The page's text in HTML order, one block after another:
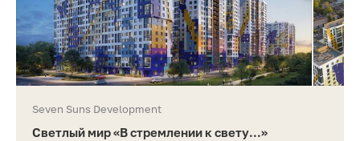
Seven Suns Development
Светлый мир «В стремлении к свету...»